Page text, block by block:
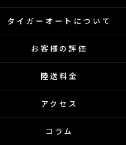
タイガーオートについて
お客様の評価
陸送料金
アクセス
コラム